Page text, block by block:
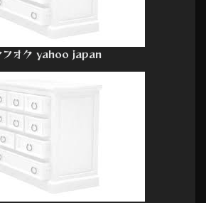
フオク yahoo japan